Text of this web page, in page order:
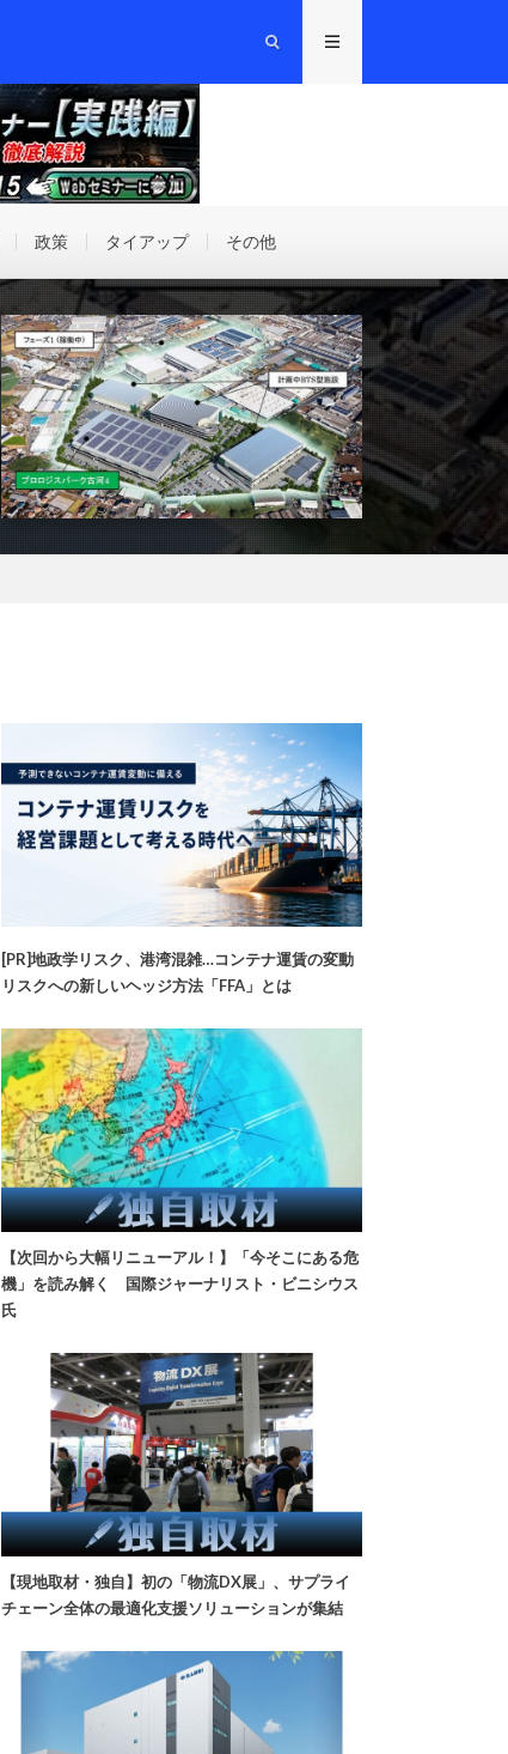
政策 タイアップ その他
[PR]地政学リスク、港湾混雑…コンテナ運賃の変動
リスクへの新しいヘッジ方法「FFA」とは
【次回から大幅リニューアル！】「今そこにある危
機」を読み解く 国際ジャーナリスト・ビニシウス
氏
【現地取材・独自】初の「物流DX展」、サプライ
チェーン全体の最適化支援ソリューションが集結